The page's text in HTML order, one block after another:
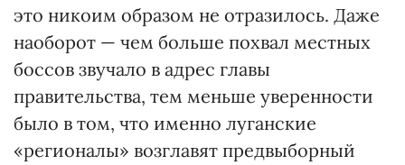
это никоим образом не отразилось. Даже
наоборот — чем больше похвал местных
боссов звучало в адрес главы
правительства, тем меньше уверенности
было в том, что именно луганские
«регионалы» возглавят предвыборный